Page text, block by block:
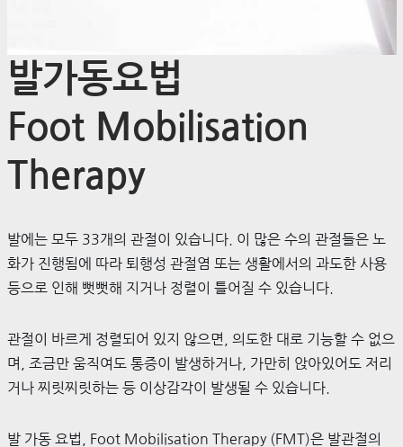
발가동요법
Foot Mobilisation
Therapy
발에는 모두 33개의 관절이 있습니다. 이 많은 수의 관절들은 노
화가 진행됨에 따라 퇴행성 관절염 또는 생활에서의 과도한 사용
등으로 인해 뻣뻣해 지거나 정렬이 틀어질 수 있습니다.
관절이 바르게 정렬되어 있지 않으면, 의도한 대로 기능할 수 없으
며, 조금만 움직여도 통증이 발생하거나, 가만히 앉아있어도 저리
거나 찌릿찌릿하는 등 이상감각이 발생될 수 있습니다.
발 가동 요법, Foot Mobilisation Therapy (FMT)은 발관절의